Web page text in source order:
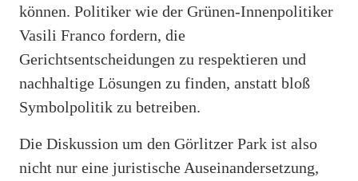
können. Politiker wie der Grünen-Innenpolitiker
Vasili Franco fordern, die
Gerichtsentscheidungen zu respektieren und
nachhaltige Lösungen zu finden, anstatt bloß
Symbolpolitik zu betreiben.
Die Diskussion um den Görlitzer Park ist also
nicht nur eine juristische Auseinandersetzung,